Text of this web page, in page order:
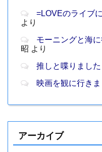
=LOVEのライブ
より
モーニングと海
昭 より
推しと喋りました
映画を観に行きま
アーカイブ